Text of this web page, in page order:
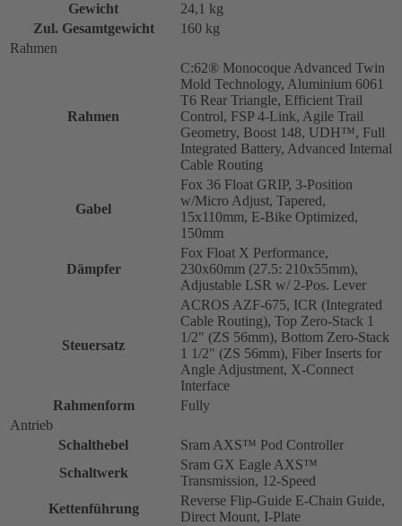
Gewicht
24,1 kg
Zul. Gesamtgewicht
160 kg
Rahmen
Rahmen
C:62® Monocoque Advanced Twin
Mold Technology, Aluminium 6061
T6 Rear Triangle, Efficient Trail
Control, FSP 4-Link, Agile Trail
Geometry, Boost 148, UDH™, Full
Integrated Battery, Advanced Internal
Cable Routing
Gabel
Fox 36 Float GRIP, 3-Position
w/Micro Adjust, Tapered,
15x110mm, E-Bike Optimized,
150mm
Dämpfer
Fox Float X Performance,
230x60mm (27.5: 210x55mm),
Adjustable LSR w/ 2-Pos. Lever
Steuersatz
ACROS AZF-675, ICR (Integrated
Cable Routing), Top Zero-Stack 1
1/2" (ZS 56mm), Bottom Zero-Stack
1 1/2" (ZS 56mm), Fiber Inserts for
Angle Adjustment, X-Connect
Interface
Rahmenform
Fully
Antrieb
Schalthebel
Sram AXS™ Pod Controller
Schaltwerk
Sram GX Eagle AXS™
Transmission, 12-Speed
Kettenführung
Reverse Flip-Guide E-Chain Guide,
Direct Mount, I-Plate